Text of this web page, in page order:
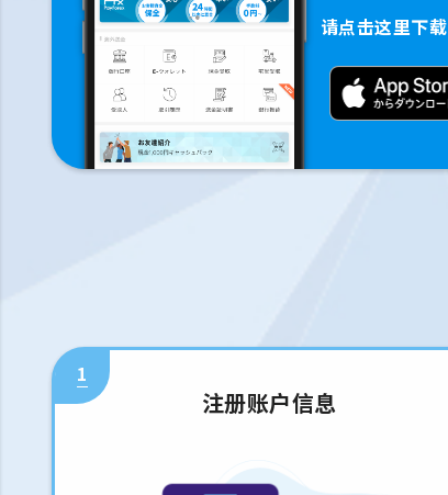
请点击这里下载
1
注册账户信息